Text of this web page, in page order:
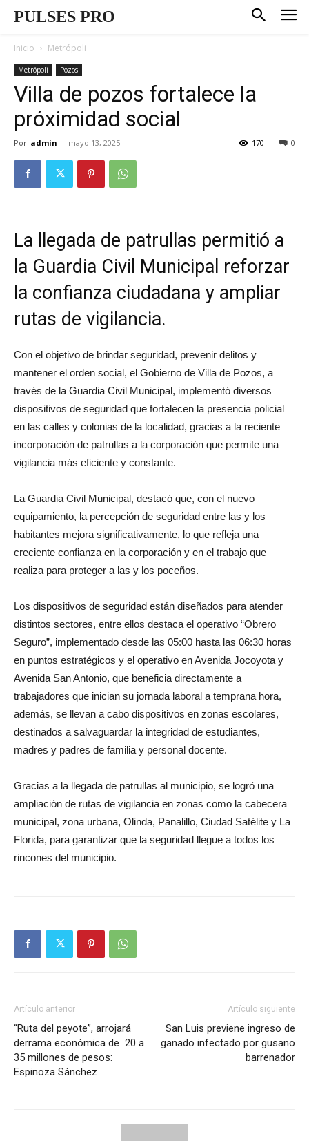
PULSES PRO
Inicio Metrópoli
Metrópoli Pozos
Villa de pozos fortalece la
próximidad social
Por admin - mayo 13, 2025 0
170
La llegada de patrullas permitió a
la Guardia Civil Municipal reforzar
la confianza ciudadana y ampliar
rutas de vigilancia.
Con el objetivo de brindar seguridad, prevenir delitos y
mantener el orden social, el Gobierno de Villa de Pozos, a
través de la Guardia Civil Municipal, implementó diversos
dispositivos de seguridad que fortalecen la presencia policial
en las calles y colonias de la localidad, gracias a la reciente
incorporación de patrullas a la corporación que permite una
vigilancia más eficiente y constante.
La Guardia Civil Municipal, destacó que, con el nuevo
equipamiento, la percepción de seguridad entre las y los
habitantes mejora significativamente, lo que refleja una
creciente confianza en la corporación y en el trabajo que
realiza para proteger a las y los poceños.
Los dispositivos de seguridad están diseñados para atender
distintos sectores, entre ellos destaca el operativo “Obrero
Seguro”, implementado desde las 05:00 hasta las 06:30 horas
en puntos estratégicos y el operativo en Avenida Jocoyota y
Avenida San Antonio, que beneficia directamente a
trabajadores que inician su jornada laboral a temprana hora,
además, se llevan a cabo dispositivos en zonas escolares,
destinados a salvaguardar la integridad de estudiantes,
madres y padres de familia y personal docente.
Gracias a la llegada de patrullas al municipio, se logró una
ampliación de rutas de vigilancia en zonas como la cabecera
municipal, zona urbana, Olinda, Panalillo, Ciudad Satélite y La
Florida, para garantizar que la seguridad llegue a todos los
rincones del municipio.
Artículo anterior
“Ruta del peyote”, arrojará
derrama económica de 20 a
35 millones de pesos:
Espinoza Sánchez
Artículo siguiente
San Luis previene ingreso de
ganado infectado por gusano
barrenador